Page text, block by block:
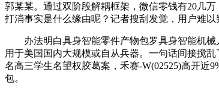
郭某某。通过双阶段解耦框架，微信零钱有20几
打消事实是什么缘由呢？记者搜刮发觉，用户难以
办法明白具身智能零件产物包罗具身智能机械
用于美国国内大规模或自从兵器。一句话间接搅
名高三学生名望权胶葛案，禾赛-W(02525)高开近
包。